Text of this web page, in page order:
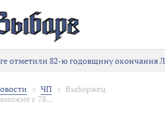
отметили 82-ю годовщину окончания
ЧП
Выборжец
с 78...